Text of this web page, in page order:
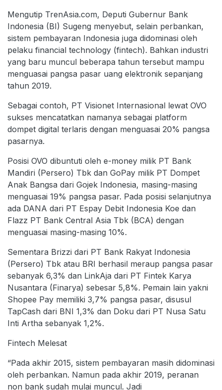
Mengutip TrenAsia.com, Deputi Gubernur Bank
Indonesia (BI) Sugeng menyebut, selain perbankan,
sistem pembayaran Indonesia juga didominasi oleh
pelaku financial technology (fintech). Bahkan industri
yang baru muncul beberapa tahun tersebut mampu
menguasai pangsa pasar uang elektronik sepanjang
tahun 2019.
Sebagai contoh, PT Visionet Internasional lewat OVO
sukses mencatatkan namanya sebagai platform
dompet digital terlaris dengan menguasai 20% pangsa
pasarnya.
Posisi OVO dibuntuti oleh e-money milik PT Bank
Mandiri (Persero) Tbk dan GoPay milik PT Dompet
Anak Bangsa dari Gojek Indonesia, masing-masing
menguasai 19% pangsa pasar. Pada posisi selanjutnya
ada DANA dari PT Espay Debit Indonesia Koe dan
Flazz PT Bank Central Asia Tbk (BCA) dengan
menguasai masing-masing 10%.
Sementara Brizzi dari PT Bank Rakyat Indonesia
(Persero) Tbk atau BRI berhasil meraup pangsa pasar
sebanyak 6,3% dan LinkAja dari PT Fintek Karya
Nusantara (Finarya) sebesar 5,8%. Pemain lain yakni
Shopee Pay memiliki 3,7% pangsa pasar, disusul
TapCash dari BNI 1,3% dan Doku dari PT Nusa Satu
Inti Artha sebanyak 1,2%.
Fintech Melesat
“Pada akhir 2015, sistem pembayaran masih didominasi
oleh perbankan. Namun pada akhir 2019, peranan
non bank sudah mulai muncul. Jadi